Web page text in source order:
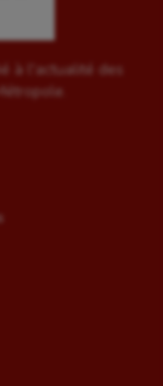
à l'actualité des